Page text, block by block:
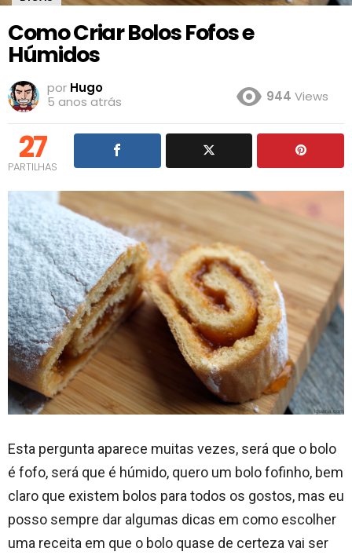
Como Criar Bolos Fofos e
Húmidos
por Hugo
5 anos atrás
944 Views
27
PARTILHAS
Esta pergunta aparece muitas vezes, será que o bolo
é fofo, será que é húmido, quero um bolo fofinho, bem
claro que existem bolos para todos os gostos, mas eu
posso sempre dar algumas dicas em como escolher
uma receita em que o bolo quase de certeza vai ser